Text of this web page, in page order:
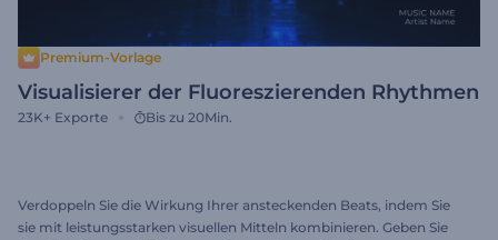
Premium-Vorlage
Visualisierer der Fluoreszierenden Rhythmen
23K+ Exporte Bis zu 20Min.
Verdoppeln Sie die Wirkung Ihrer ansteckenden Beats, indem Sie
sie mit leistungsstarken visuellen Mitteln kombinieren. Geben Sie